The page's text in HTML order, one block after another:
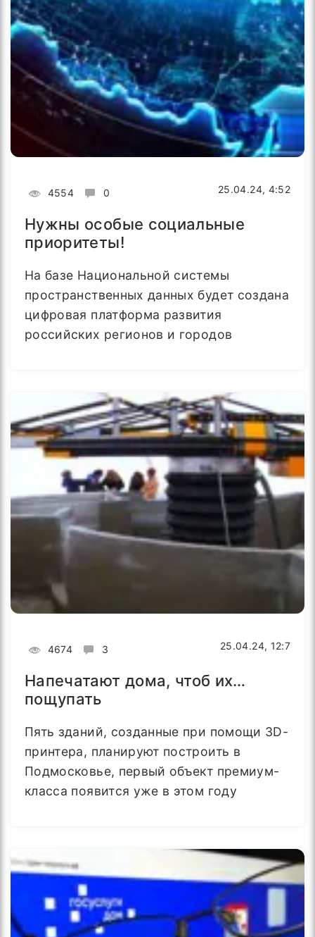
4554 0 25.04.24, 4:52
Нужны особые социальные
приоритеты!
На базе Национальной системы
пространственных данных будет создана
цифровая платформа развития
российских регионов и городов
4674 3 25.04.24, 12:7
Напечатают дома, чтоб их…
пощупать
Пять зданий, созданные при помощи 3D-
принтера, планируют построить в
Подмосковье, первый объект премиум-
класса появится уже в этом году